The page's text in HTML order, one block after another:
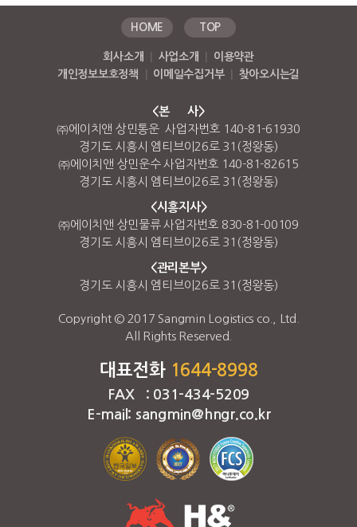
HOME TOP
회사소개 사업소개
이용약관
개인정보보호정책
이메일수집거부 찾아오시는길
<본 사>
㈜에이치앤 상민통운 사업자번호 140-81-61930
경기도 시흥시 엠티브이26로 31(정왕동)
㈜에이치앤 상민운수 사업자번호 140-81-82615
경기도 시흥시 엠티브이26로 31(정왕동)
<시흥지사>
㈜에이치앤 상민물류 사업자번호 830-81-00109
경기도 시흥시 엠티브이26로 31(정왕동)
<관리본부>
경기도 시흥시 엠티브이26로 31(정왕동)
Copyright © 2017 Sangmin Logistics co., Ltd.
All Rights Reserved.
대표전화 1644-8998
FAX : 031-434-5209
E-mail: sangmin@hngr.co.kr